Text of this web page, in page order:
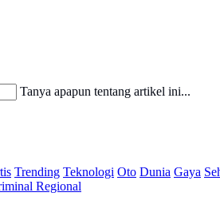
Baca lebi
Trending Teknologi Oto Dunia Gaya
Regional